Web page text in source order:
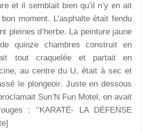
et il semblait bien qu’il n’y en ait
moment. L’asphalte était fendu
pleines d’herbe. La peinture jaune
quinze chambres construit en
tout craquelée et partait en
au centre du U, était à sec et
le plongeoir. Juste en dessous
Sun’N Fun Motel, on avait
: ‘’KARATÉ- LA DÉFENSE